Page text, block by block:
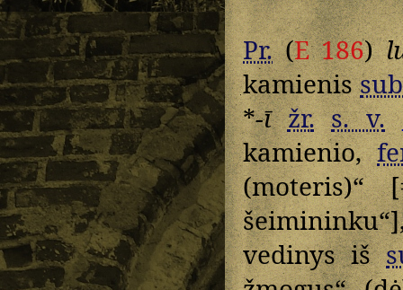
Pr.(E 186)
kamienis
*-ī žr. s. v.
kamienio,
(moteris)“
vedinys iš